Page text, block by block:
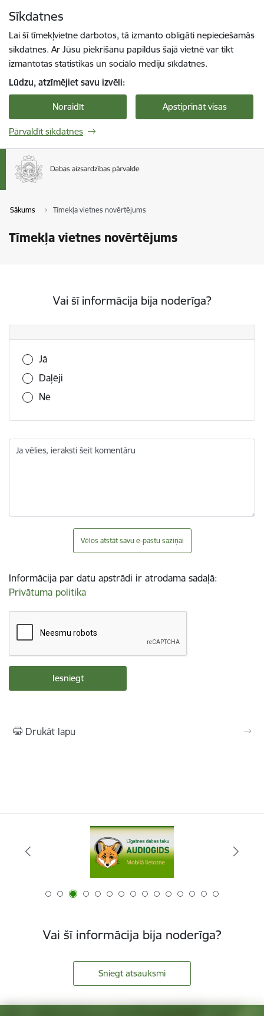
Sīkdatnes
Lai šī tīmekļvietne darbotos, tā izmanto obligāti nepieciešamās
sīkdatnes. Ar Jūsu piekrišanu papildus šajā vietnē var tikt
izmantotas statistikas un sociālo mediju sīkdatnes.
Lūdzu, atzīmējiet savu izvēli:
Noraidīt Apstiprināt visas
Pārvaldīt sīkdatnes
Sākums Tīmekļa vietnes novērtējums
Tīmekļa vietnes novērtējums
Vai šī informācija bija noderīga?
Vai šī informācija bija noderīga?
Jā
Daļēji
Nē
Ja vēlies, ieraksti šeit komentāru
Vēlos atstāt savu e-pastu saziņai
Informācija par datu apstrādi ir atrodama sadaļā:
Privātuma politika
Drukāt lapu
Vai šī informācija bija noderīga?
Sniegt atsauksmi